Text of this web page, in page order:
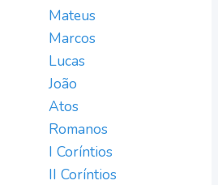
Mateus
Marcos
Lucas
João
Atos
Romanos
I Coríntios
II Coríntios